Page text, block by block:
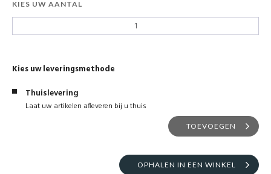
KIES UW AANTAL
Kies uw leveringsmethode
Thuislevering
Laat uw artikelen afleveren bij u thuis
TOEVOEGEN
OPHALEN IN EEN WINKEL